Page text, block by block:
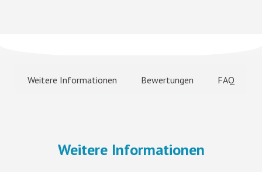
Weitere Informationen Bewertungen FAQ
Weitere Informationen